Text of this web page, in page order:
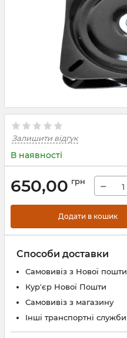
Залишити відгук
В наявності
650,00 грн −
Додати в кошик
Способи доставки
Самовивіз з Нової пошти
Кур'єр Нової Пошти
Самовивіз з магазину
Інші транспортні служби